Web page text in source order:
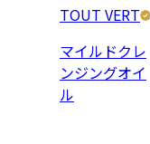
TOUT VERT
マイルドクレ
ンジングオイ
ル